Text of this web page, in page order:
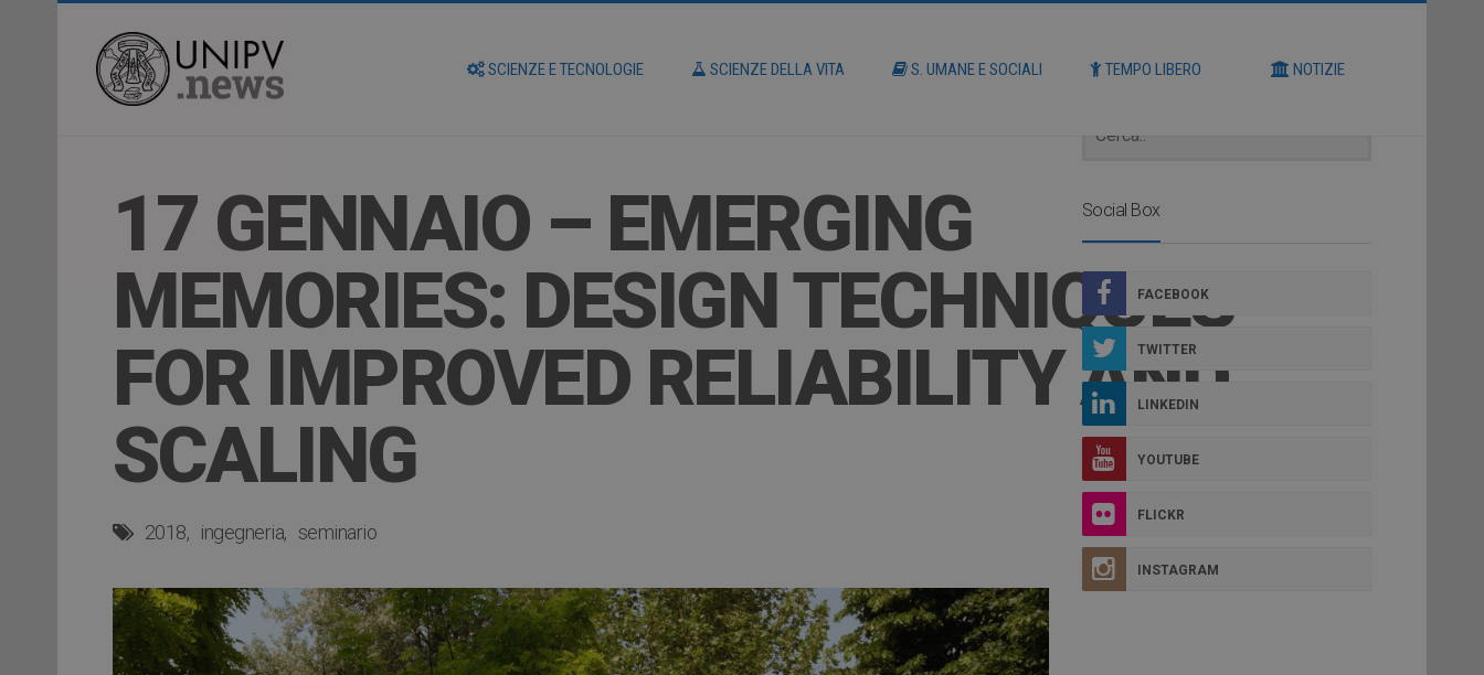
SCIENZE E TECNOLOGIE SCIENZE DELLA VITA S. UMANE E SOCIALI TEMPO LIBERO NOTIZIE
17 GENNAIO – EMERGING
MEMORIES: DESIGN TECHNIQUES
FOR IMPROVED RELIABILITY AND
SCALING
2018 ingegneria seminario
Social Box
FACEBOOK
TWITTER
LINKEDIN
YOUTUBE
FLICKR
INSTAGRAM